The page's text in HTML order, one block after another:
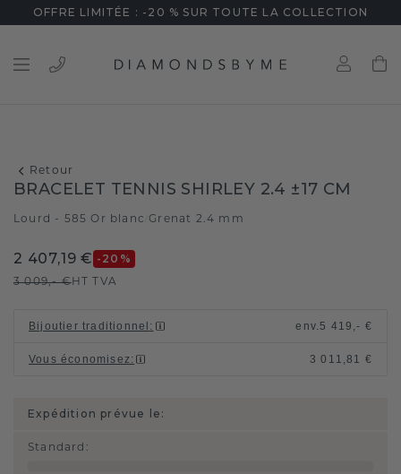
OFFRE LIMITÉE : -20 % SUR TOUTE LA COLLECTION
Retour
BRACELET TENNIS SHIRLEY 2.4 ±17 CM
Lourd - 585 Or blanc /Grenat 2.4 mm
2 407,19 € -20 %
3 009,- €HT TVA
Bijoutier traditionnel : env.5 419,- €
Vous économisez: 3 011,81 €
Expédition prévue le:
Standard :